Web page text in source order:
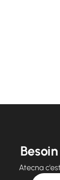
Atecna